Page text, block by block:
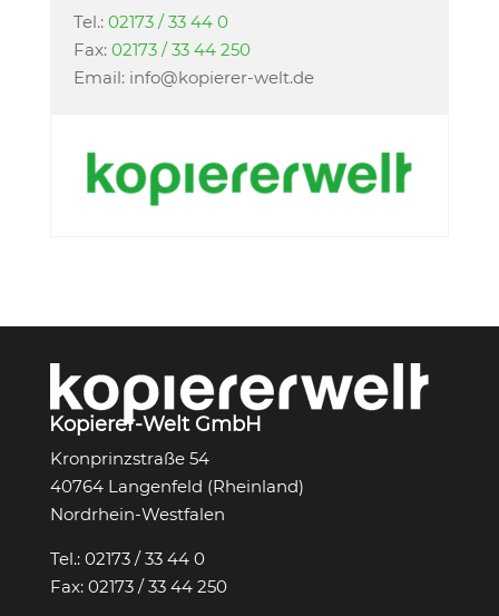
Tel.: 02173 / 33 44 0
Fax: 02173 / 33 44 250
Email: info@kopierer-welt.de
Kopierer-Welt GmbH
Kronprinzstraße 54
40764 Langenfeld (Rheinland)
Nordrhein-Westfalen
Tel.: 02173 / 33 44 0
Fax: 02173 / 33 44 250